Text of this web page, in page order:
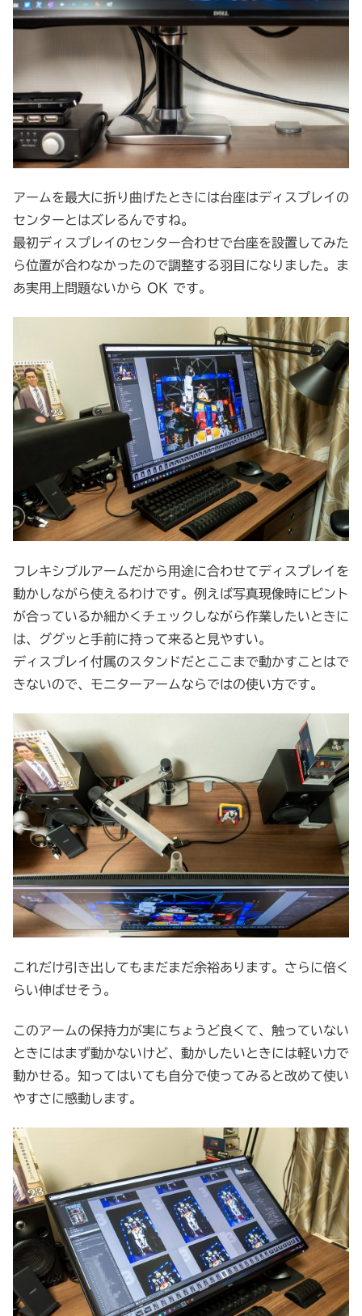
アームを最大に折り曲げたときには台座はディスプレイの
センターとはズレるんですね。
最初ディスプレイのセンター合わせで台座を設置してみた
ら位置が合わなかったので調整する羽目になりました。ま
あ実用上問題ないから OK です。
フレキシブルアームだから用途に合わせてディスプレイを
動かしながら使えるわけです。例えば写真現像時にピント
が合っているか細かくチェックしながら作業したいときに
は、ググッと手前に持って来ると見やすい。
ディスプレイ付属のスタンドだとここまで動かすことはで
きないので、モニターアームならではの使い方です。
これだけ引き出してもまだまだ余裕あります。さらに倍く
らい伸ばせそう。
このアームの保持力が実にちょうど良くて、触っていない
ときにはまず動かないけど、動かしたいときには軽い力で
動かせる。知ってはいても自分で使ってみると改めて使い
やすさに感動します。